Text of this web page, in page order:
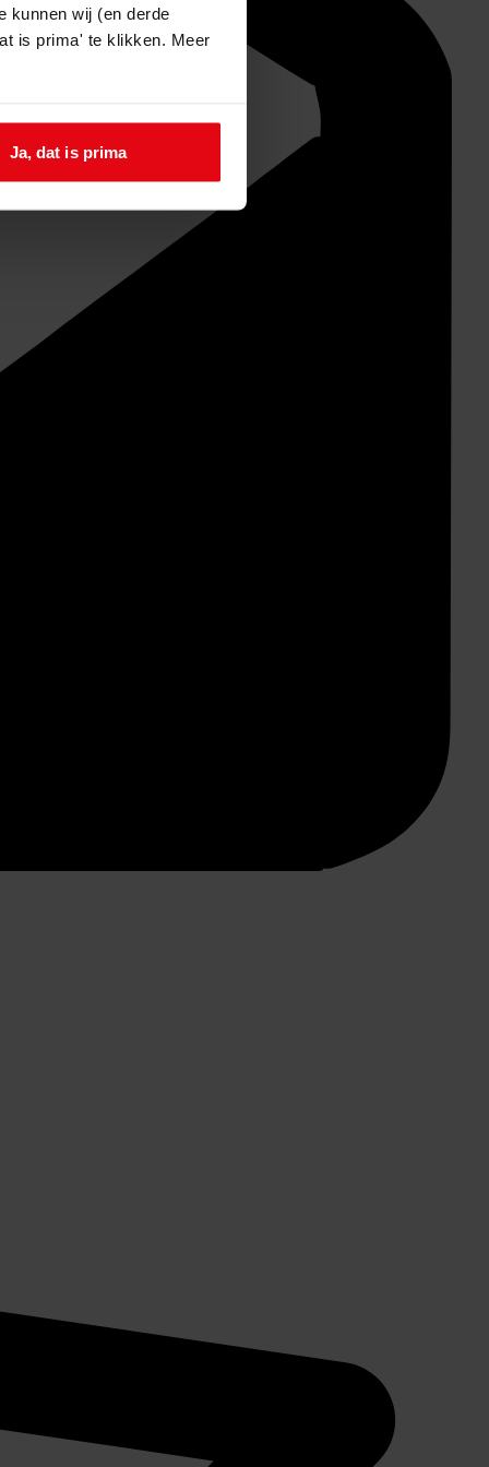
kunnen wij (en derde
is prima' te klikken. Meer
Ja, dat is prima